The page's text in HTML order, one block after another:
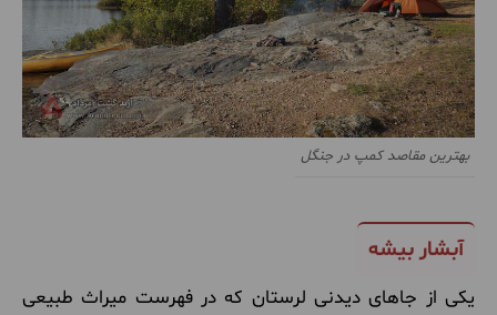
بهترین مقاصد کمپ در جنگل
آبشار بیشه
یکی از جاهای دیدنی لرستان که در فهرست میراث طبیعی